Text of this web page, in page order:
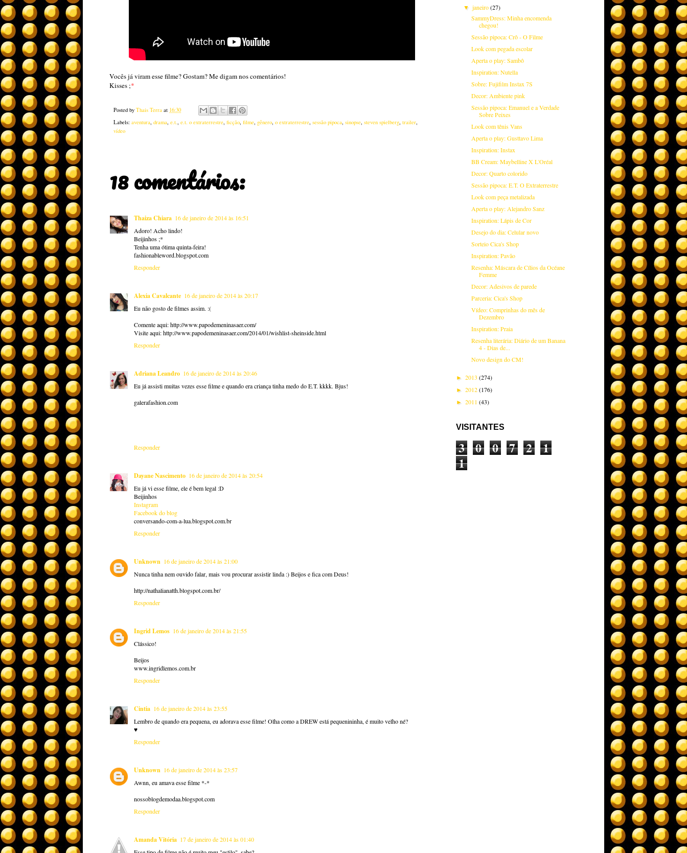
Vocês já viram esse filme? Gostam? Me digam nos comentários!
Kisses ;*
Posted by Thais Terra at 16:30
Labels: aventura, drama, e.t., e.t. o extraterrestre, ficção, filme, gênero, o extraterrestre, sessão pipoca, sinopse, steven spielberg, trailer,
vídeo
18 comentários:
Thaiza Chiara 16 de janeiro de 2014 às 16:51
Adoro! Acho lindo!
Beijinhos ;*
Tenha uma ótima quinta-feira!
fashionableword.blogspot.com
Responder
Alexia Cavalcante 16 de janeiro de 2014 às 20:17
Eu não gosto de filmes assim. :(
Comente aqui: http://www.papodemeninasaer.com/
Visite aqui: http://www.papodemeninasaer.com/2014/01/wishlist-sheinside.html
Responder
Adriana Leandro 16 de janeiro de 2014 às 20:46
Eu já assisti muitas vezes esse filme e quando era criança tinha medo do E.T. kkkk. Bjus!
galerafashion.com
Responder
Dayane Nascimento 16 de janeiro de 2014 às 20:54
Eu já vi esse filme, ele é bem legal :D
Beijinhos
Instagram
Facebook do blog
conversando-com-a-lua.blogspot.com.br
Responder
Unknown 16 de janeiro de 2014 às 21:00
Nunca tinha nem ouvido falar, mais vou procurar assistir linda :) Beijos e fica com Deus!
http://nathalianatth.blogspot.com.br/
Responder
Ingrid Lemos 16 de janeiro de 2014 às 21:55
Clássico!
Beijos
www.ingridlemos.com.br
Responder
Cintia 16 de janeiro de 2014 às 23:55
Lembro de quando era pequena, eu adorava esse filme! Olha como a DREW está pequenininha, é muito velho né?
♥
Responder
Unknown 16 de janeiro de 2014 às 23:57
Awnn, eu amava esse filme *-*
nossoblogdemodaa.blogspot.com
Responder
Amanda Vitória 17 de janeiro de 2014 às 01:40
▼janeiro(27)
SammyDress: Minha encomenda
chegou!
Sessão pipoca: Crô - O Filme
Look com pegada escolar
Aperta o play: Sambô
Inspiration: Nutella
Sobre: Fujifilm Instax 7S
Decor: Ambiente pink
Sessão pipoca: Emanuel e a Verdade
Sobre Peixes
Look com tênis Vans
Aperta o play: Gusttavo Lima
Inspiration: Instax
BB Cream: Maybelline X L'Oréal
Decor: Quarto colorido
Sessão pipoca: E.T. O Extraterrestre
Look com peça metalizada
Aperta o play: Alejandro Sanz
Inspiration: Lápis de Cor
Desejo do dia: Celular novo
Sorteio Cica's Shop
Inspiration: Pavão
Resenha: Máscara de Cílios da Océane
Femme
Decor: Adesivos de parede
Parceria: Cica's Shop
Vídeo: Comprinhas do mês de
Dezembro
Inspiration: Praia
Resenha literária: Diário de um Banana
4 - Dias de...
Novo design do CM!
► 2013 (274)
► 2012(176)
► 2011 (43)
VISITANTES
3 0 0 7 2 1
1